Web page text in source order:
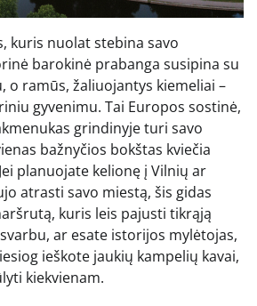
kuris nuolat stebina savo
barokinė prabanga susipina su
o ramūs, žaliuojantys kiemeliai –
gyvenimu. Tai Europos sostinė,
grindinyje turi savo
bažnyčios bokštas kviečia
planuojate kelionę į Vilnių ar
atrasti savo miestą, šis gidas
kuris leis pajusti tikrąją
ar esate istorijos mylėtojas,
ieškote jaukių kampelių kavai,
kiekvienam.